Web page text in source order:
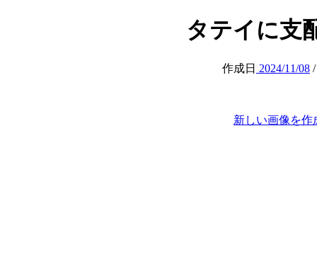
タテイに支
作成日 2024/11/08
新しい画像を作